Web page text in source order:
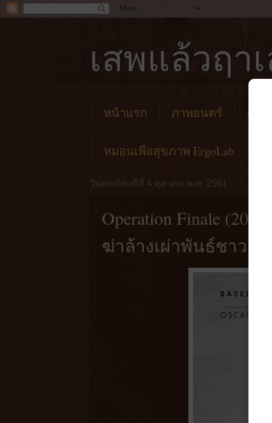
เสพแล้วฤา
หน้าแรก ภาพยนตร์ คาเฟ่
หมอนเพื่อสุขภาพ ErgoLab
วันพฤหัสบดีที่ 4 ตุลาคม พ.ศ. 2561
Operation Finale
ฆ่าล้างเผ่าพันธ์ชาวยิ